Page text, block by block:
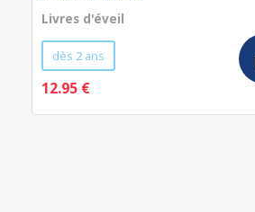
Livres d'éveil
dès 2 ans
12.95 €